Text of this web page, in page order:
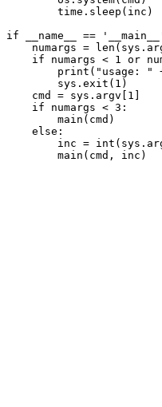
        time.sleep(inc)
if __name__ ==
numargs =
if numargs < 1 or
print("usage: "
        sys.exit(1)
    cmd = sys.argv[1]
    if numargs < 3:
        main(cmd)
    else:
inc =